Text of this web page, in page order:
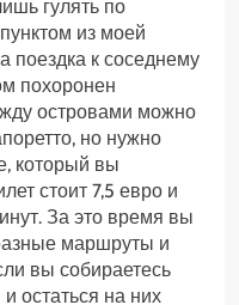
гулять по
из моей
поездка к соседнему
похоронен
островами можно
но нужно
который вы
стоит 7,5 евро и
За это время вы
маршруты и
вы собираетесь
остаться на них